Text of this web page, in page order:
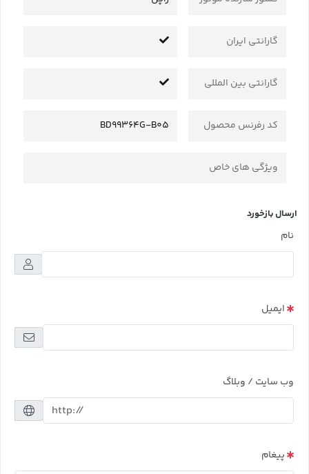
گارانتی ایران
گارانتی بین المللی
کد رفرنس محصول BD99364G-B05
ویژگی های خاص
ارسال بازخورد
نام
ایمیل
وب سایت / وبلاگ
پیغام